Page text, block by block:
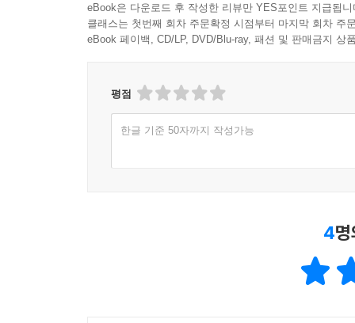
eBook은 다운로드 후 작성한 리뷰만 YES포인트 지급됩니
클래스는 첫번째 회차 주문확정 시점부터 마지막 회차 주
eBook 페이백, CD/LP, DVD/Blu-ray, 패션 및 판매금지 상
평점
한글 기준 50자까지 작성가능
4